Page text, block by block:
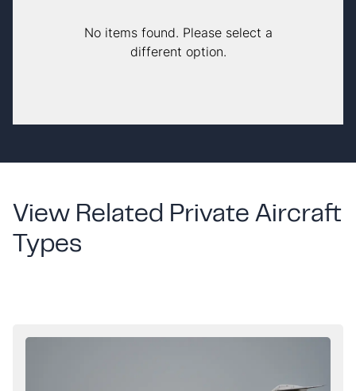
No items found. Please select a
different option.
View Related Private Aircraft
Types